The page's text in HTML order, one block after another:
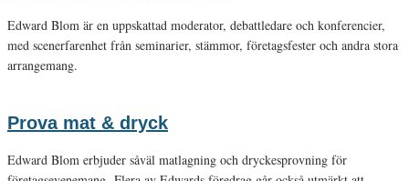
Edward Blom är en uppskattad moderator, debattledare och konferencier,
med scenerfarenhet från seminarier, stämmor, företagsfester och andra stora
arrangemang.
Prova mat & dryck
Edward Blom erbjuder såväl matlagning och dryckesprovning för